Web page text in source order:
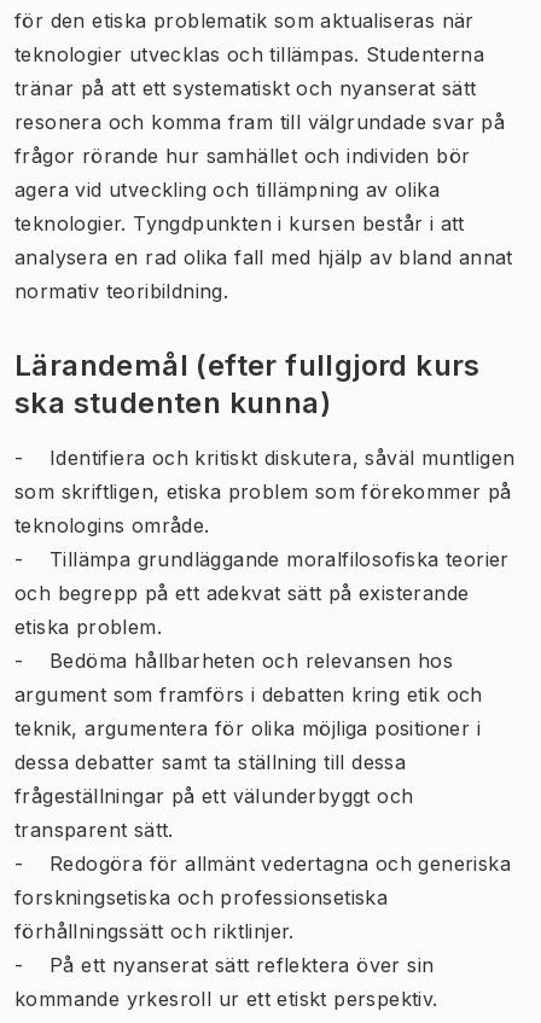
för den etiska problematik som aktualiseras när
teknologier utvecklas och tillämpas. Studenterna
tränar på att ett systematiskt och nyanserat sätt
resonera och komma fram till välgrundade svar på
frågor rörande hur samhället och individen bör
agera vid utveckling och tillämpning av olika
teknologier. Tyngdpunkten i kursen består i att
analysera en rad olika fall med hjälp av bland annat
normativ teoribildning.
Lärandemål (efter fullgjord kurs
ska studenten kunna)
- Identifiera och kritiskt diskutera, såväl muntligen
som skriftligen, etiska problem som förekommer på
teknologins område.
- Tillämpa grundläggande moralfilosofiska teorier
och begrepp på ett adekvat sätt på existerande
etiska problem.
- Bedöma hållbarheten och relevansen hos
argument som framförs i debatten kring etik och
teknik, argumentera för olika möjliga positioner i
dessa debatter samt ta ställning till dessa
frågeställningar på ett välunderbyggt och
transparent sätt.
- Redogöra för allmänt vedertagna och generiska
forskningsetiska och professionsetiska
förhållningssätt och riktlinjer.
- På ett nyanserat sätt reflektera över sin
kommande yrkesroll ur ett etiskt perspektiv.